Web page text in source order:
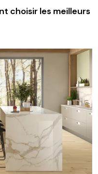
choisir les meilleurs